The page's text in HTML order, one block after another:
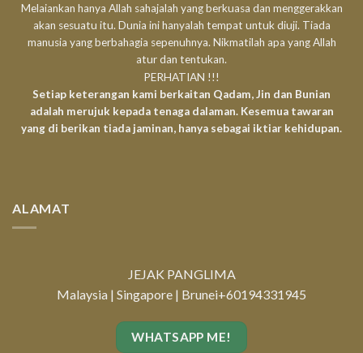
Melaiankan hanya Allah sahajalah yang berkuasa dan menggerakkan
akan sesuatu itu. Dunia ini hanyalah tempat untuk diuji. Tiada
manusia yang berbahagia sepenuhnya. Nikmatilah apa yang Allah
atur dan tentukan.
PERHATIAN !!!
Setiap keterangan kami berkaitan Qadam, Jin dan Bunian
adalah merujuk kepada tenaga dalaman. Kesemua tawaran
yang di berikan tiada jaminan, hanya sebagai iktiar kehidupan.
ALAMAT
JEJAK PANGLIMA
Malaysia | Singapore | Brunei+60194331945
WHATSAPP ME!